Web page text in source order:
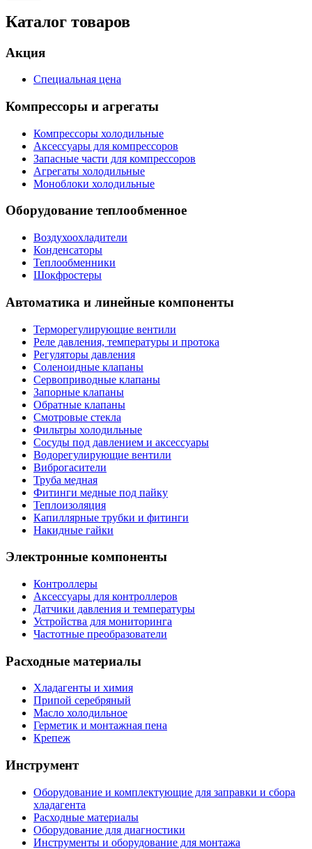
Каталог товаров
Акция
Специальная цена
Компрессоры и агрегаты
Компрессоры холодильные
Аксессуары для компрессоров
Запасные части для компрессоров
Агрегаты холодильные
Моноблоки холодильные
Оборудование теплообменное
Воздухоохладители
Конденсаторы
Теплообменники
Шокфростеры
Автоматика и линейные компоненты
Терморегулирующие вентили
Реле давления, температуры и протока
Регуляторы давления
Соленоидные клапаны
Сервоприводные клапаны
Запорные клапаны
Обратные клапаны
Смотровые стекла
Фильтры холодильные
Сосуды под давлением и аксессуары
Водорегулирующие вентили
Виброгасители
Труба медная
Фитинги медные под пайку
Теплоизоляция
Капиллярные трубки и фитинги
Накидные гайки
Электронные компоненты
Контроллеры
Аксессуары для контроллеров
Датчики давления и температуры
Устройства для мониторинга
Частотные преобразователи
Расходные материалы
Хладагенты и химия
Припой серебряный
Масло холодильное
Герметик и монтажная пена
Крепеж
Инструмент
Оборудование и комплектующие для заправки и сбора
хладагента
Расходные материалы
Оборудование для диагностики
Инструменты и оборудование для монтажа